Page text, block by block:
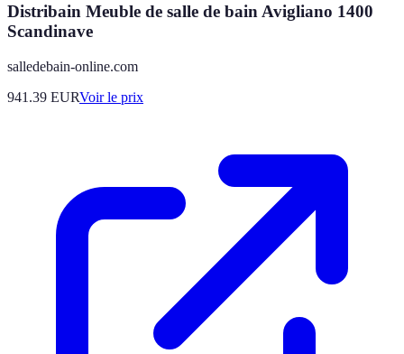
Distribain Meuble de salle de bain Avigliano 1400
Scandinave
salledebain-online.com
941.39 EURVoir le prix